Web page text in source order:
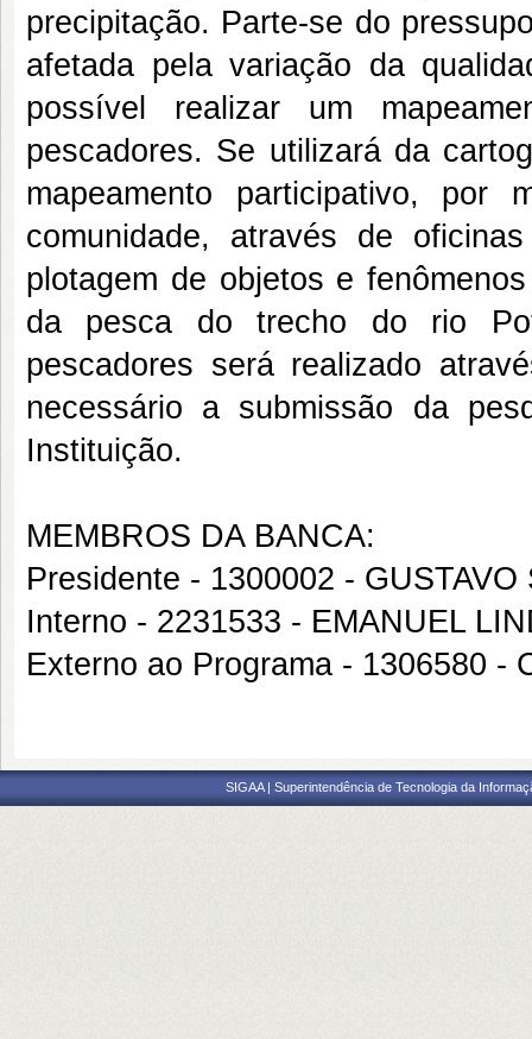
precipitação. Parte-se do
afetada pela variação da
possível realizar um
pescadores. Se utilizará da
mapeamento participativo,
comunidade, através de
plotagem de objetos e
da pesca do trecho do rio
pescadores será realizado
necessário a submissão da
Instituição.
MEMBROS DA BANCA:
Presidente - 1300002 -
Interno - 2231533 - EMANUEL
Externo ao Programa - 1306580 -
SIGAA | Superintendência de Tecnologia da